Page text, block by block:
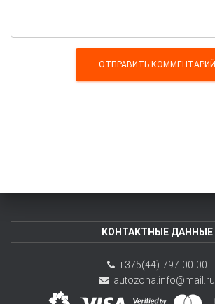
КОНТАКТНЫЕ ДАННЫЕ
+375(44)-797-00-00
autozona.info@mail.ru